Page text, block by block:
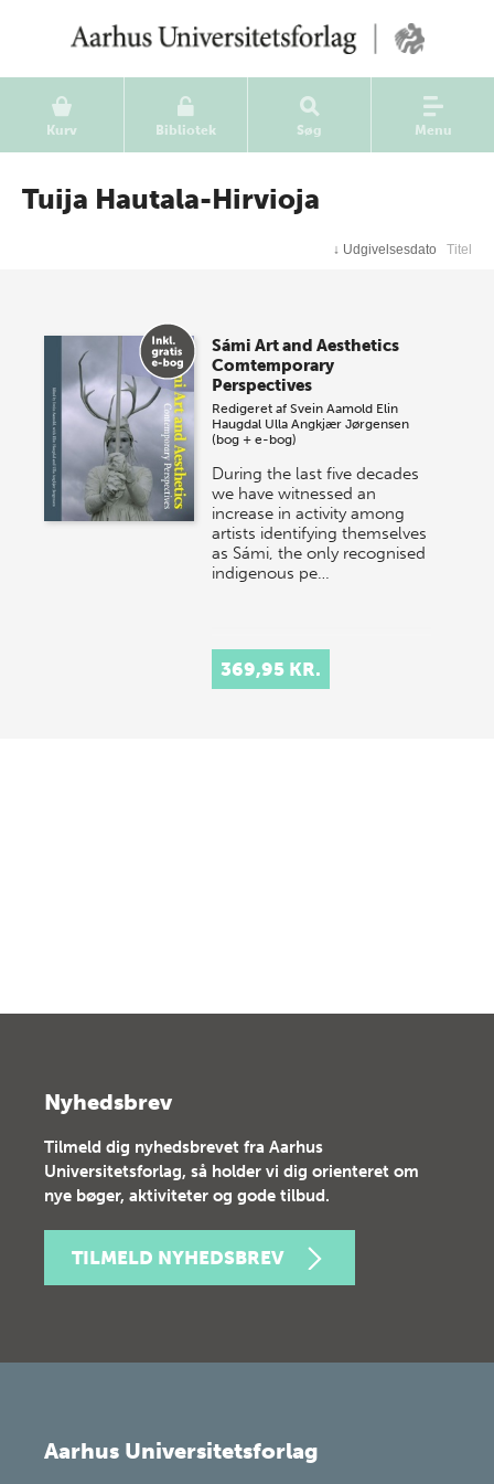
Kurv Bibliotek Søg Menu
Tuija Hautala-Hirvioja
↓ Udgivelsesdato Titel
Sámi Art and Aesthetics
Comtemporary
Perspectives
Redigeret afSvein Aamold Elin
Haugdal Ulla Angkjær Jørgensen
(bog + e-bog)
During the last five decades
we have witnessed an
increase in activity among
artists identifying themselves
as Sámi, the only recognised
indigenous pe…
369,95 KR.
Nyhedsbrev
Tilmeld dig nyhedsbrevet fra Aarhus
Universitetsforlag, så holder vi dig orienteret om
nye bøger, aktiviteter og gode tilbud.
TILMELD NYHEDSBREV
Aarhus Universitetsforlag